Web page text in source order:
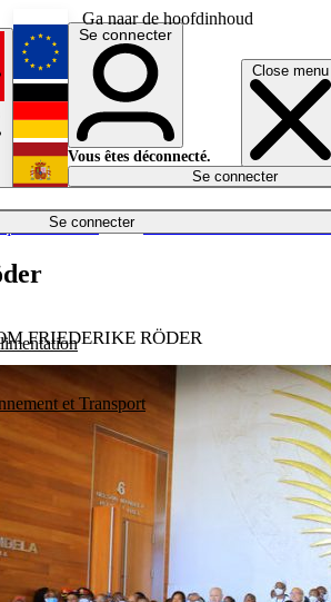
Ga naar de hoofdinhoud
Close menu
Se connecter
et Transport
Économie
English
Deutsch
Español
Se connecter
Vous êtes déconnecté.
Se connecter
FRIEDERIKE RÖDER